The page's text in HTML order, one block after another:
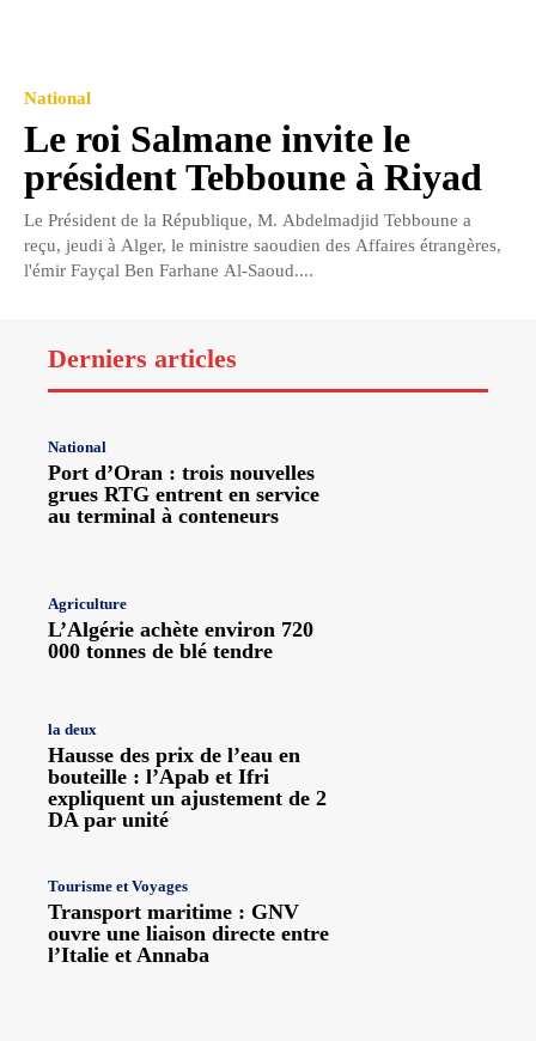
National
Le roi Salmane invite le
président Tebboune à Riyad
Le Président de la République, M. Abdelmadjid Tebboune a
reçu, jeudi à Alger, le ministre saoudien des Affaires étrangères,
l'émir Fayçal Ben Farhane Al-Saoud....
Derniers articles
National
Port d’Oran : trois nouvelles
grues RTG entrent en service
au terminal à conteneurs
Agriculture
L’Algérie achète environ 720
000 tonnes de blé tendre
la deux
Hausse des prix de l’eau en
bouteille : l’Apab et Ifri
expliquent un ajustement de 2
DA par unité
Tourisme et Voyages
Transport maritime : GNV
ouvre une liaison directe entre
l’Italie et Annaba